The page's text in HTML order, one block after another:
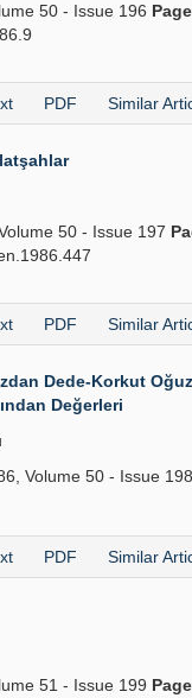
50 - Issue 196
PDF Similar
50 - Issue 197
PDF Similar
Dede-Korkut
Değerleri
Volume 50 - Issue 198
PDF Similar
51 - Issue 199